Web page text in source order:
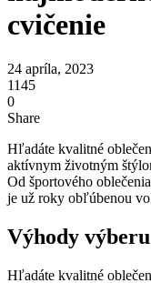
cvičenie
24 apríla, 2023
1145
0
Share
Hľadáte kvalitné
aktívnym životným
Od športového
je už roky obľúbenou
Výhody
Hľadáte kvalitné